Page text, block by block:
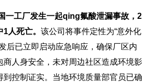
一工厂发生一起qing氟酸泄漏事故，2
1人死亡。该公司将事件定性为“意外化
后已立即启动应急响应，确保厂区内
商人身安全，未对周边社区造成环境影
到控制证实。当地环境质量部官员已确